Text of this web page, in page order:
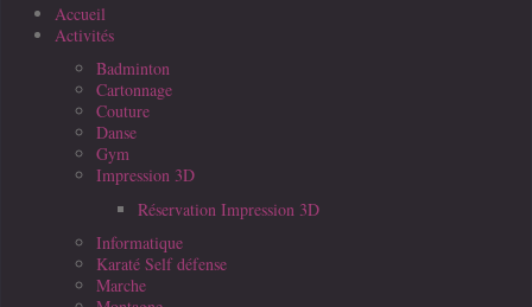
Accueil
Activités
Badminton
Cartonnage
Couture
Danse
Gym
Impression 3D
Réservation Impression 3D
Informatique
Karaté Self défense
Marche